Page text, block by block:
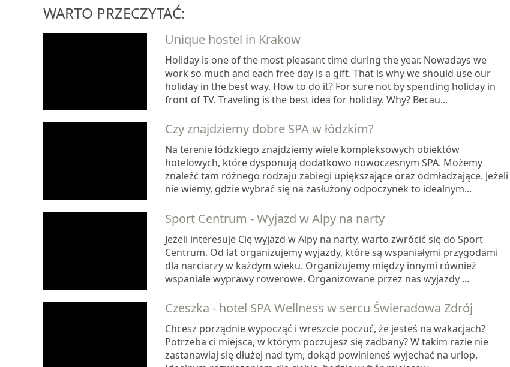
WARTO PRZECZYTAĆ:
Unique hostel in Krakow
Holiday is one of the most pleasant time during the year. Nowadays we
work so much and each free day is a gift. That is why we should use our
holiday in the best way. How to do it? For sure not by spending holiday in
front of TV. Traveling is the best idea for holiday. Why? Becau...
Czy znajdziemy dobre SPA w łódzkim?
Na terenie łódzkiego znajdziemy wiele kompleksowych obiektów
hotelowych, które dysponują dodatkowo nowoczesnym SPA. Możemy
znaleźć tam różnego rodzaju zabiegi upiększające oraz odmładzające. Jeżeli
nie wiemy, gdzie wybrać się na zasłużony odpoczynek to idealnym...
Sport Centrum - Wyjazd w Alpy na narty
Jeżeli interesuje Cię wyjazd w Alpy na narty, warto zwrócić się do Sport
Centrum. Od lat organizujemy wyjazdy, które są wspaniałymi przygodami
dla narciarzy w każdym wieku. Organizujemy między innymi również
wspaniałe wyprawy rowerowe. Organizowane przez nas wyjazdy ...
Czeszka - hotel SPA Wellness w sercu Świeradowa Zdrój
Chcesz porządnie wypocząć i wreszcie poczuć, że jesteś na wakacjach?
Potrzeba ci miejsca, w którym poczujesz się zadbany? W takim razie nie
zastanawiaj się dłużej nad tym, dokąd powinieneś wyjechać na urlop.